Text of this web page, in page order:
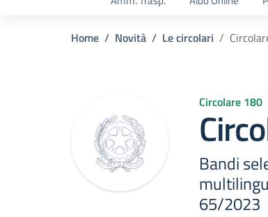
Home Novità Le circolari
Circolare 180
Bandi
65/2023